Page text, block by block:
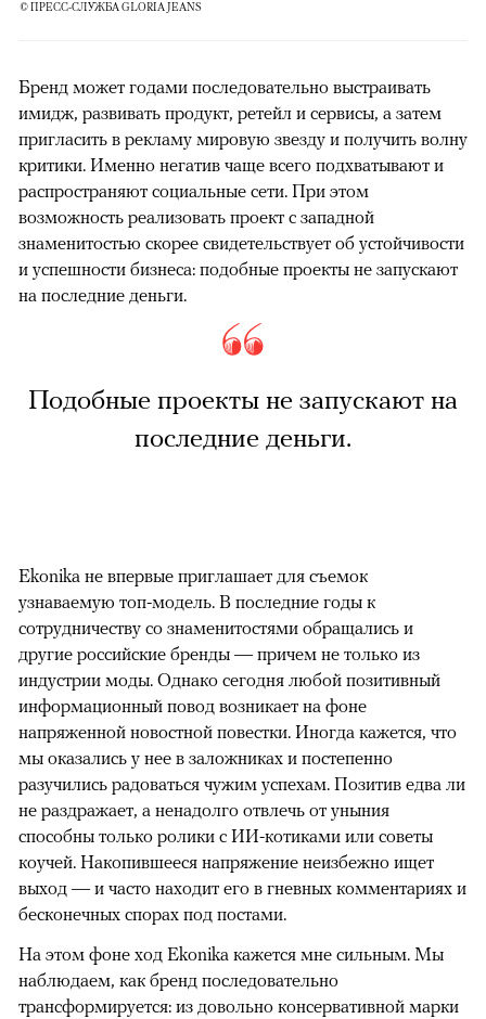
© ПРЕСС-СЛУЖБА GLORIA JEANS
Бренд может годами последовательно выстраивать
имидж, развивать продукт, ретейл и сервисы, а затем
пригласить в рекламу мировую звезду и получить волну
критики. Именно негатив чаще всего подхватывают и
распространяют социальные сети. При этом
возможность реализовать проект с западной
знаменитостью скорее свидетельствует об устойчивости
и успешности бизнеса: подобные проекты не запускают
на последние деньги.
Подобные проекты не запускают на
последние деньги.
Ekonika не впервые приглашает для съемок
узнаваемую топ-модель. В последние годы к
сотрудничеству со знаменитостями обращались и
другие российские бренды — причем не только из
индустрии моды. Однако сегодня любой позитивный
информационный повод возникает на фоне
напряженной новостной повестки. Иногда кажется, что
мы оказались у нее в заложниках и постепенно
разучились радоваться чужим успехам. Позитив едва ли
не раздражает, а ненадолго отвлечь от уныния
способны только ролики с ИИ-котиками или советы
коучей. Накопившееся напряжение неизбежно ищет
выход — и часто находит его в гневных комментариях и
бесконечных спорах под постами.
На этом фоне ход Ekonika кажется мне сильным. Мы
наблюдаем, как бренд последовательно
трансформируется: из довольно консервативной марки